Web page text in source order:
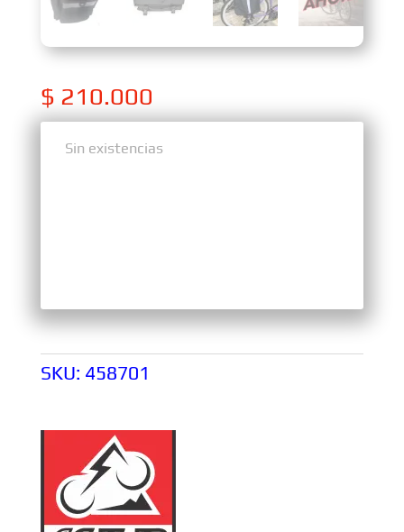
$ 210.000
Sin existencias
Sin existencias
SKU: 458701